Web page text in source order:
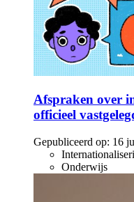
Afspraken over
officieel
Gepubliceerd op: 16
Onderwijs